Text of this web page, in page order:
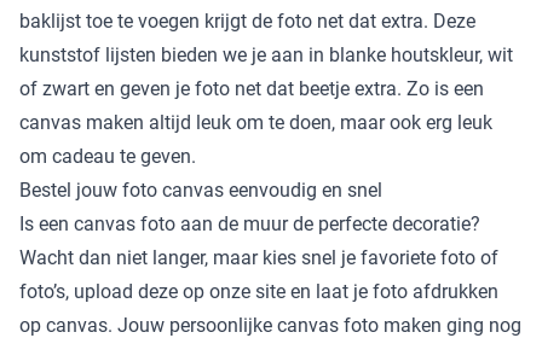
baklijst toe te voegen krijgt de foto net dat extra. Deze
kunststof lijsten bieden we je aan in blanke houtskleur, wit
of zwart en geven je foto net dat beetje extra. Zo is een
canvas maken altijd leuk om te doen, maar ook erg leuk
om cadeau te geven.
Bestel jouw foto canvas eenvoudig en snel
Is een canvas foto aan de muur de perfecte decoratie?
Wacht dan niet langer, maar kies snel je favoriete foto of
foto’s, upload deze op onze site en laat je foto afdrukken
op canvas. Jouw persoonlijke canvas foto maken ging nog